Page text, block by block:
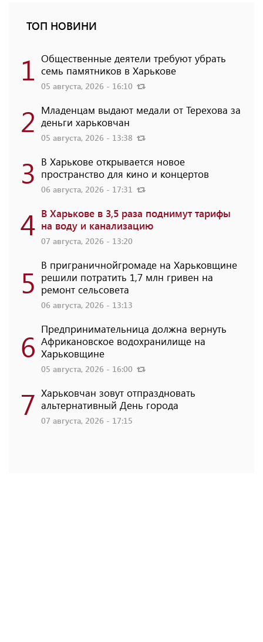
ТОП НОВИНИ
1 Общественные деятели требуют убрать
семь памятников в Харькове
05 августа, 2026 - 16:10
2 Младенцам выдают медали от Терехова за
деньги харьковчан
05 августа, 2026 - 13:38
3 В Харькове открывается новое
пространство для кино и концертов
06 августа, 2026 - 17:31
4 В Харькове в 3,5 раза поднимут тарифы
на воду и канализацию
07 августа, 2026 - 13:20
5 В приграничнойгромаде на Харьковщине
решили потратить 1,7 млн ​​гривен на
ремонт сельсовета
06 августа, 2026 - 13:13
6 Предпринимательница должна вернуть
Африкановское водохранилище на
Харьковщине
05 августа, 2026 - 16:00
7 Харьковчан зовут отпраздновать
альтернативный День города
07 августа, 2026 - 17:15